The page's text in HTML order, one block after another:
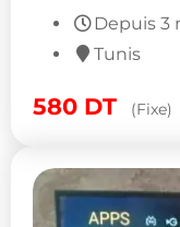
Depuis 3
Tunis
580 DT (Fixe)